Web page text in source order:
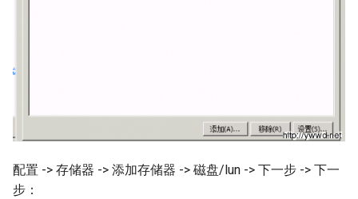
Docker 推送镜像到仓库要几
Docker tag 为镜像打标记
使用 logrotate 转储日志
使用 Pecl 安装 imagick扩展
过2TB的虚拟磁盘
配置 -> 存储器 -> 添加存储器 -> 磁盘/lun -> 下一步 -> 下一
步：